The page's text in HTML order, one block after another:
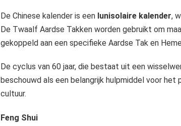
De Chinese kalender is een lunisolaire kalender,
De Twaalf Aardse Takken worden gebruikt om
gekoppeld aan een specifieke Aardse Tak en
De cyclus van 60 jaar, die bestaat uit een
beschouwd als een belangrijk hulpmiddel voor
cultuur.
Feng Shui